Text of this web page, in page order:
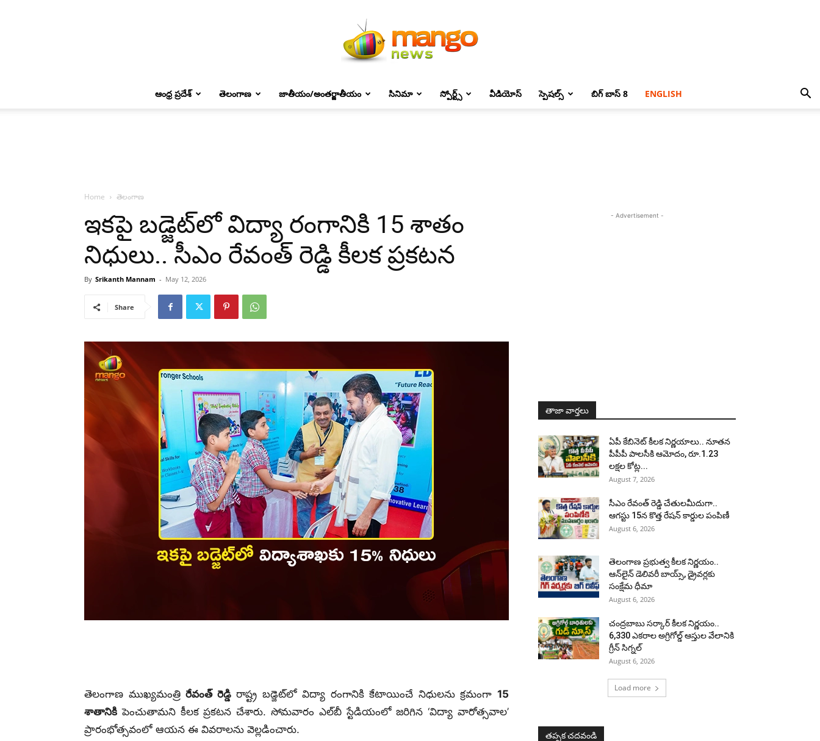
ఆంధ్ర ప్రదేశ్ తెలంగాణ జాతీయం/అంతర్జాతీయం సినిమా స్పోర్ట్స్ వీడియోస్ స్పెషల్స్ బిగ్ బాస్ 8 ENGLISH
Home తెలంగాణ
ఇకపై బడ్జెట్‌లో విద్యా రంగానికి 15 శాతం
నిధులు.. సీఎం రేవంత్ రెడ్డి కీలక ప్రకటన
By Srikanth Mannam - May 12, 2026
Share
తెలంగాణ ముఖ్యమంత్రిరేవంత్ రెడ్డిరాష్ట్ర బడ్జెట్‌లో విద్యా రంగానికి కేటాయించే నిధులను క్రమంగా15
శాతానికి పెంచుతామని కీలక ప్రకటన చేశారు. సోమవారం ఎల్‌బీ స్టేడియంలో జరిగిన ‘విద్యా వారోత్సవాల’
ప్రారంభోత్సవంలో ఆయన ఈ వివరాలను వెల్లడించారు.
- Advertisement -
తాజా వార్తలు
ఏపీ కేబినెట్ కీలక నిర్ణయాలు.. నూతన
పీపీపీ పాలసీకి ఆమోదం, రూ.1.23
లక్షల కోట్ల...
August 7, 2026
సీఎం రేవంత్ రెడ్డి చేతులమీదుగా..
ఆగస్టు 15న కొత్త రేషన్ కార్డుల పంపిణీ
August 6, 2026
తెలంగాణ ప్రభుత్వ కీలక నిర్ణయం..
ఆన్‌లైన్ డెలివరీ బాయ్స్, డ్రైవర్లకు
సంక్షేమ ధీమా
August 6, 2026
చంద్రబాబు సర్కార్ కీలక నిర్ణయం..
6,330 ఎకరాల అగ్రిగోల్డ్ ఆస్తుల వేలానికి
గ్రీన్ సిగ్నల్
August 6, 2026
Load more
తప్పక చదవండి